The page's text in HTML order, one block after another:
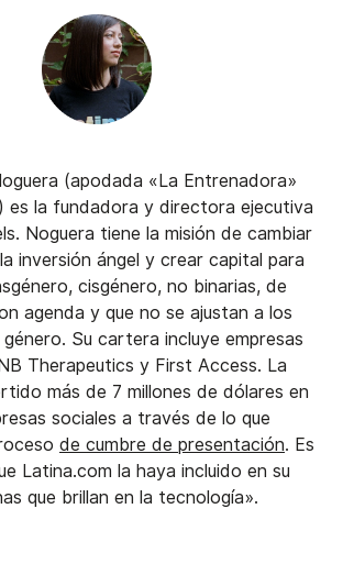
(apodada «La Entrenadora»
es la fundadora y directora ejecutiva
Noguera tiene la misión de cambiar
inversión ángel y crear capital para
cisgénero, no binarias, de
agenda y que no se ajustan a los
Su cartera incluye empresas
Therapeutics y First Access. La
más de 7 millones de dólares en
sociales a través de lo que
de cumbre de presentación. Es
Latina.com la haya incluido en su
que brillan en la tecnología».